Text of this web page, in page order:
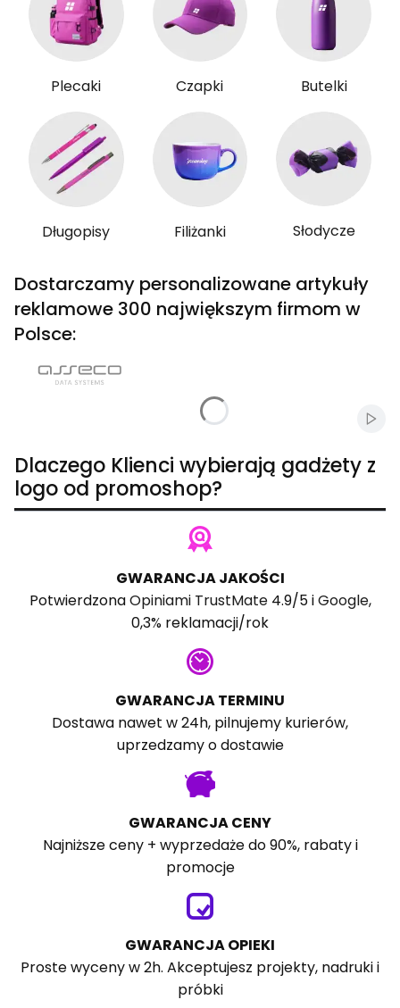
Plecaki Czapki Butelki
Długopisy Filiżanki Słodycze
Dostarczamy personalizowane artykuły
reklamowe 300 największym firmom w
Polsce:
Dlaczego Klienci wybierają gadżety z
logo od promoshop?
GWARANCJA JAKOŚCI
PotwierdzonaOpiniami TrustMate4.9/5 iGoogle,
0,3% reklamacji/rok
GWARANCJA TERMINU
Dostawa nawet w 24h, pilnujemy kurierów,
uprzedzamy o dostawie
GWARANCJA CENY
Najniższe ceny + wyprzedaże do 90%, rabaty i
promocje
GWARANCJA OPIEKI
Proste wyceny w 2h. Akceptujesz projekty, nadruki i
próbki